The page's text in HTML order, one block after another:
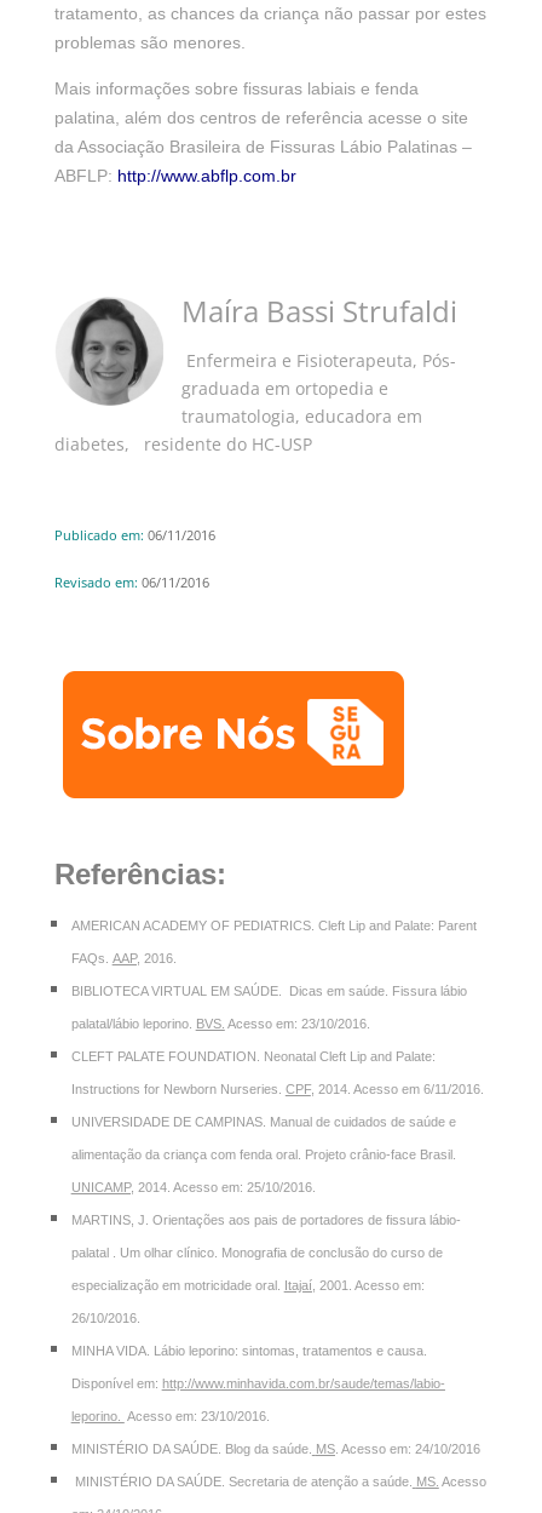
tratamento, as chances da criança não passar por estes
problemas são menores.
Mais informações sobre fissuras labiais e fenda
palatina, além dos centros de referência acesse o site
da Associação Brasileira de Fissuras Lábio Palatinas –
ABFLP: http://www.abflp.com.br
Maíra Bassi Strufaldi
Enfermeira e Fisioterapeuta, Pós-
graduada em ortopedia e
traumatologia, educadora em
diabetes, residente do HC-USP
Publicado em: 06/11/2016
Revisado em: 06/11/2016
Referências:
AMERICAN ACADEMY OF PEDIATRICS. Cleft Lip and Palate: Parent
FAQs. AAP, 2016.
BIBLIOTECA VIRTUAL EM SAÚDE. Dicas em saúde. Fissura lábio
palatal/lábio leporino. BVS. Acesso em: 23/10/2016.
CLEFT PALATE FOUNDATION. Neonatal Cleft Lip and Palate:
Instructions for Newborn Nurseries. CPF, 2014. Acesso em 6/11/2016.
UNIVERSIDADE DE CAMPINAS. Manual de cuidados de saúde e
alimentação da criança com fenda oral. Projeto crânio-face Brasil.
UNICAMP, 2014. Acesso em: 25/10/2016.
MARTINS, J. Orientações aos pais de portadores de fissura lábio-
palatal . Um olhar clínico. Monografia de conclusão do curso de
especialização em motricidade oral. Itajaí, 2001. Acesso em:
26/10/2016.
MINHA VIDA. Lábio leporino: sintomas, tratamentos e causa.
Disponível em: http://www.minhavida.com.br/saude/temas/labio-
leporino. Acesso em: 23/10/2016.
MINISTÉRIO DA SAÚDE. Blog da saúde. MS. Acesso em: 24/10/2016
MINISTÉRIO DA SAÚDE. Secretaria de atenção a saúde. MS. Acesso